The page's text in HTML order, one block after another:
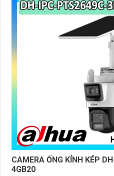
CAMERA ỐNG KÍNH KÉP
4GB20